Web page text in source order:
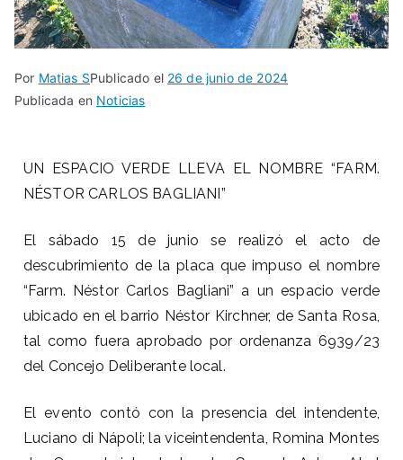
Por Matias SPublicado el 26 de junio de 2024
Publicada en Noticias
UN ESPACIO VERDE LLEVA EL NOMBRE “FARM.
NÉSTOR CARLOS BAGLIANI”
El sábado 15 de junio se realizó el acto de
descubrimiento de la placa que impuso el nombre
“Farm. Néstor Carlos Bagliani” a un espacio verde
ubicado en el barrio Néstor Kirchner, de Santa Rosa,
tal como fuera aprobado por ordenanza 6939/23
del Concejo Deliberante local.
El evento contó con la presencia del intendente,
Luciano di Nápoli; la viceintendenta, Romina Montes